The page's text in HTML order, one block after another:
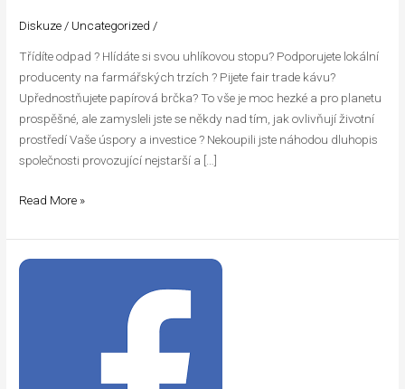
Diskuze / Uncategorized /
Třídíte odpad ? Hlídáte si svou uhlíkovou stopu? Podporujete lokální
producenty na farmářských trzích ‍? Pijete fair trade kávu?
Upřednostňujete papírová brčka? To vše je moc hezké a pro planetu
prospěšné, ale zamysleli jste se někdy nad tím, jak ovlivňují životní
prostředí Vaše úspory a investice ? Nekoupili jste náhodou dluhopis
společnosti provozující nejstarší a […]
Read More »
Jsme